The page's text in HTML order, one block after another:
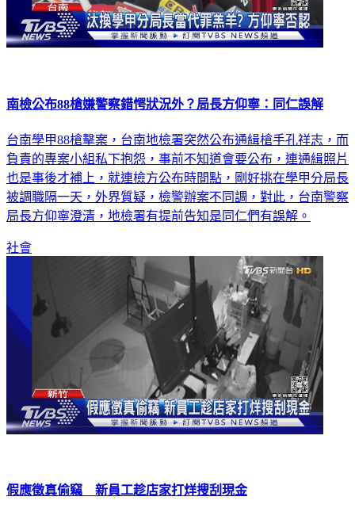
南檢公布88槍嫌警察錯愕狀況外？局長方仰寧：同仁誤解
台南學甲88槍擊案，台南地檢署突然公布通緝槍手孔祥志，而
負責的專案小組私下抱怨，事前不知道會要公布，連通緝照片
也是事後才補上，就連檢方公布時間點，剛好挑在學甲分局長
被調職隔一天，外界質疑，檢警辦案不同調，對此，台南警察
局長方仰寧澄清，地檢署有提前告知是同仁們有誤解。
社會
假應徵真偷竊 新員工趁店家打烊搜刮現金